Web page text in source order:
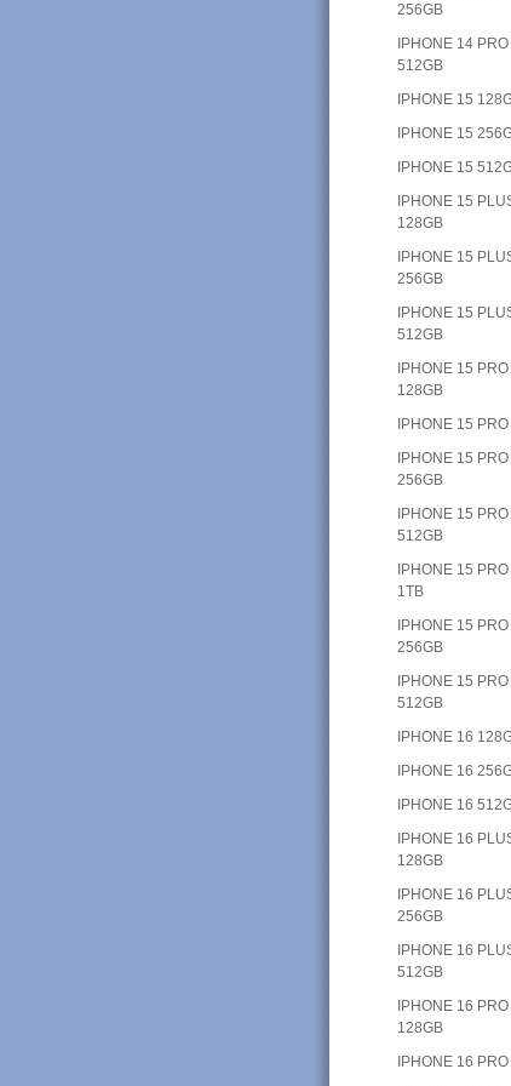
256GB
IPHONE 14
512GB
IPHONE 15
IPHONE 15
IPHONE 15
IPHONE 15
128GB
IPHONE 15
256GB
IPHONE 15
512GB
IPHONE 15 PRO
128GB
IPHONE 15
IPHONE 15 PRO
256GB
IPHONE 15 PRO
512GB
IPHONE 15
1TB
IPHONE 15
256GB
IPHONE 15
512GB
IPHONE 16
IPHONE 16
IPHONE 16
IPHONE 16
128GB
IPHONE 16
256GB
IPHONE 16
512GB
IPHONE 16 PRO
128GB
IPHONE 16